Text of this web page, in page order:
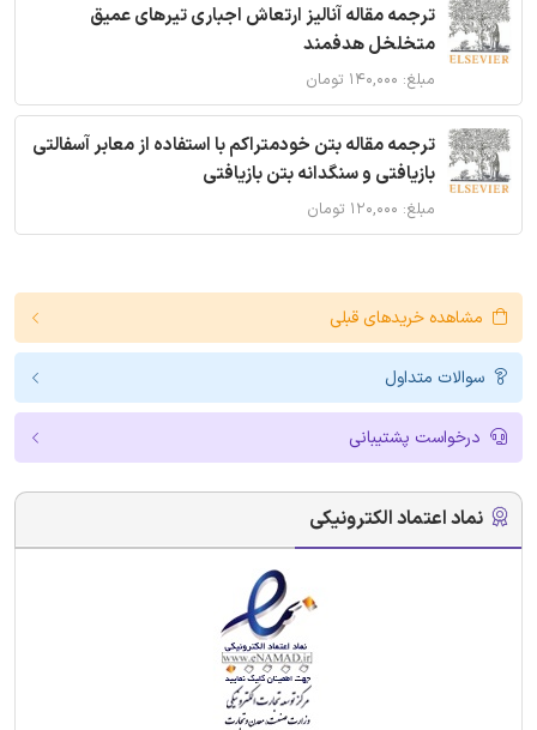
ترجمه مقاله آنالیز ارتعاش اجباری تیرهای عمیق
متخلخل هدفمند
مبلغ: ۱۴۰,۰۰۰ تومان
ترجمه مقاله بتن خودمتراکم با استفاده از معابر آسفالتی
بازیافتی و سنگدانه بتن بازیافتی
مبلغ: ۱۲۰,۰۰۰ تومان
مشاهده خریدهای قبلی
سوالات متداول
درخواست پشتیبانی
نماد اعتماد الکترونیکی